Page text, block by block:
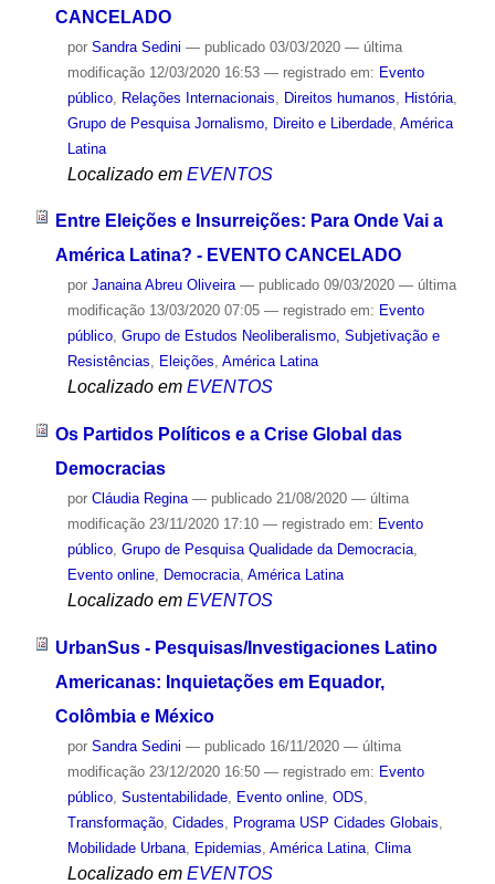
CANCELADO
por Sandra Sedini — publicado03/03/2020 — última
modificação12/03/2020 16:53 — registrado em: Evento
público, Relações Internacionais Direitos humanos História,
Grupo de Pesquisa Jornalismo, Direito e Liberdade, América
Latina
Localizado em EVENTOS
Entre Eleições e Insurreições: Para Onde Vai a
América Latina? - EVENTO CANCELADO
por Janaina Abreu Oliveira — publicado09/03/2020 — última
modificação13/03/2020 07:05 — registrado em: Evento
público, Grupo de Estudos Neoliberalismo, Subjetivação e
Resistências, Eleições, América Latina
Localizado em EVENTOS
Os Partidos Políticos e a Crise Global das
Democracias
por Cláudia Regina — publicado21/08/2020 — última
modificação23/11/2020 17:10 — registrado em: Evento
público, Grupo de Pesquisa Qualidade da Democracia,
Evento online, Democracia, América Latina
Localizado em EVENTOS
UrbanSus - Pesquisas/Investigaciones Latino
Americanas: Inquietações em Equador,
Colômbia e México
por Sandra Sedini — publicado16/11/2020 — última
modificação23/12/2020 16:50 — registrado em: Evento
público, Sustentabilidade, Evento online, ODS
Transformação, Cidades Programa USP Cidades Globais
Mobilidade Urbana, Epidemias América Latina, Clima
Localizado em EVENTOS